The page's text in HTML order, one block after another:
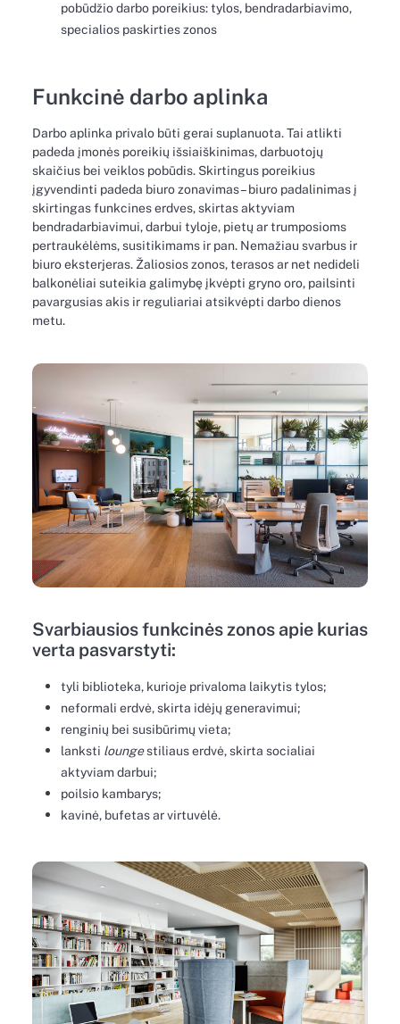
pobūdžio darbo poreikius: tylos, bendradarbiavimo,
specialios paskirties zonos
Funkcinė darbo aplinka
Darbo aplinka privalo būti gerai suplanuota. Tai atlikti
padeda įmonės poreikių išsiaiškinimas, darbuotojų
skaičius bei veiklos pobūdis. Skirtingus poreikius
įgyvendinti padeda biuro zonavimas – biuro padalinimas į
skirtingas funkcines erdves, skirtas aktyviam
bendradarbiavimui, darbui tyloje, pietų ar trumposioms
pertraukėlėms, susitikimams ir pan. Nemažiau svarbus ir
biuro eksterjeras. Žaliosios zonos, terasos ar net nedideli
balkonėliai suteikia galimybę įkvėpti gryno oro, pailsinti
pavargusias akis ir reguliariai atsikvėpti darbo dienos
metu.
Svarbiausios funkcinės zonos apie kurias
verta pasvarstyti:
tyli biblioteka, kurioje privaloma laikytis tylos;
neformali erdvė, skirta idėjų generavimui;
renginių bei susibūrimų vieta;
lanksti loungestiliaus erdvė, skirta socialiai
aktyviam darbui;
poilsio kambarys;
kavinė, bufetas ar virtuvėlė.